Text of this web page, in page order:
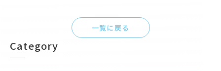
Category
一覧に戻る